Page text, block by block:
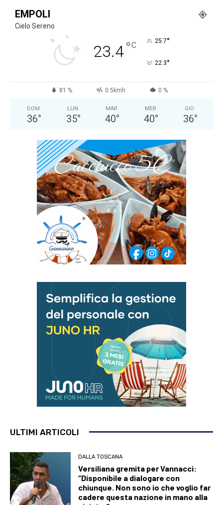
EMPOLI
Cielo Sereno
23.4°C 25.7°
22.3°
81 % 0.5kmh 0 %
DOM
36°
LUN
35°
MAR
40°
MER
40°
GIO
36°
ULTIMI ARTICOLI
DALLA TOSCANA
Versiliana gremita per Vannacci:
“Disponibile a dialogare con
chiunque. Non sono io che voglio far
cadere questa nazione in mano alla